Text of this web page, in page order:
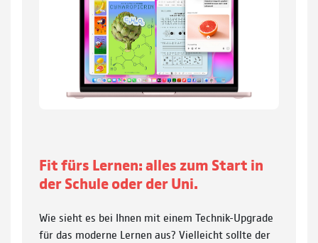
Fit fürs Lernen: alles zum Start in
der Schule oder der Uni.
Wie sieht es bei Ihnen mit einem Technik-Upgrade
für das moderne Lernen aus? Vielleicht sollte der